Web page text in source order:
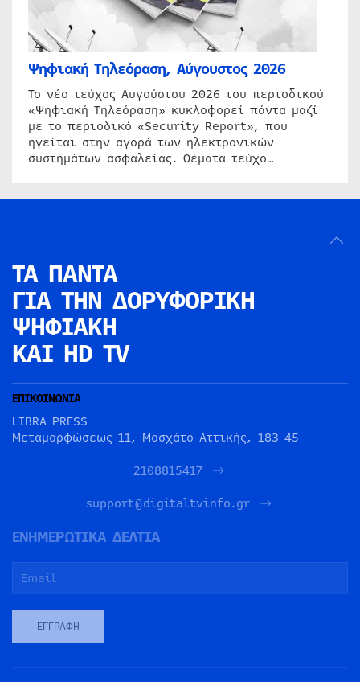
Ψηφιακή Τηλεόραση, Αύγουστος 2026
Το νέο τεύχος Αυγούστου 2026 του περιοδικού
«Ψηφιακή Τηλεόραση» κυκλοφορεί πάντα μαζί
με το περιοδικό «Security Report», που
ηγείται στην αγορά των ηλεκτρονικών
συστημάτων ασφαλείας. Θέματα τεύχο…
ΤΑ ΠΑΝΤΑ
ΓΙΑ ΤΗΝ ΔΟΡΥΦΟΡΙΚΗ
ΨΗΦΙΑΚΗ
ΚΑΙ HD TV
ΕΠΙΚΟΙΝΩΝΙΑ
LIBRA PRESS
Μεταμορφώσεως 11, Μοσχάτο Αττικής, 183 45
2108815417
support@digitaltvinfo.gr
ΕΝΗΜΕΡΩΤΙΚΑ ΔΕΛΤΙΑ
ΕΓΓΡΑΦΉ